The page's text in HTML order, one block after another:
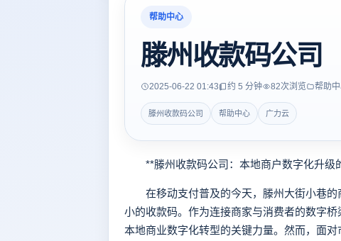
帮助中心
滕州收款码公司
2025-06-22 01:43 约 5 分钟 82次浏览 帮助
滕州收款码公司 帮助中心 广力云
**滕州收款码公司：本地商户数字化升级
在移动支付普及的今天，滕州大街小巷的
小的收款码。作为连接商家与消费者的数字
本地商业数字化转型的关键力量。然而，面